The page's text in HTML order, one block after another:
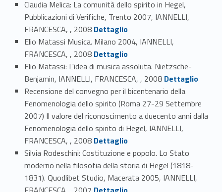
Claudia Melica: La comunità dello spirito in Hegel,
Pubblicazioni di Verifiche, Trento 2007, IANNELLI,
FRANCESCA, , 2008Link identifier #identifier_person_21610-38Dettaglio
Elio Matassi Musica. Milano 2004, IANNELLI,
FRANCESCA, , 2008Link identifier #identifier_person_132089-39Dettaglio
Elio Matassi: L'idea di musica assoluta. Nietzsche-
Benjamin, IANNELLI, FRANCESCA, , 2008Link identifier #identifier_person_81838-40Dettaglio
Recensione del convegno per il bicentenario della
Fenomenologia dello spirito (Roma 27-29 Settembre
2007) Il valore del riconoscimento a duecento anni dalla
Fenomenologia dello spirito di Hegel, IANNELLI,
FRANCESCA, , 2008Link identifier #identifier_person_60595-41
Dettaglio
Silvia Rodeschini: Costituzione e popolo. Lo Stato
moderno nella filosofia della storia di Hegel (1818-
1831). Quodlibet Studio, Macerata 2005, IANNELLI,
Link identifier #identifier_person_57196-42